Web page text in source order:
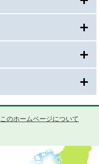
このホームページについて